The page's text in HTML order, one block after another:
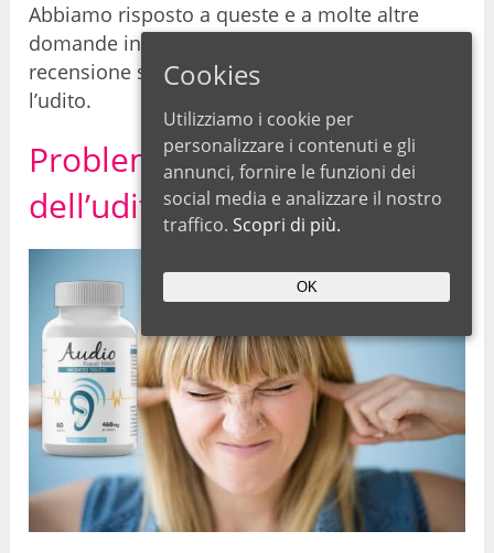
Abbiamo risposto a queste e a molte altre
domande in questa nostra approfondita
recensione su questo prodotto innovativo per
l’udito.
Problemi e perdita
dell’udito: cause
Cookies
Utilizziamo i cookie per
personalizzare i contenuti e gli
annunci, fornire le funzioni dei
social media e analizzare il nostro
traffico. Scopri di più.
OK